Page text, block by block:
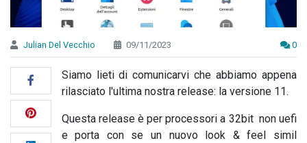
Julian Del Vecchio 09/11/2023 0
Siamo lieti di comunicarvi che abbiamo appena
rilasciato l'ultima nostra release: la versione 11.
Questa release è per processori a 32bit non uefi
e porta con se un nuovo look & feel simil